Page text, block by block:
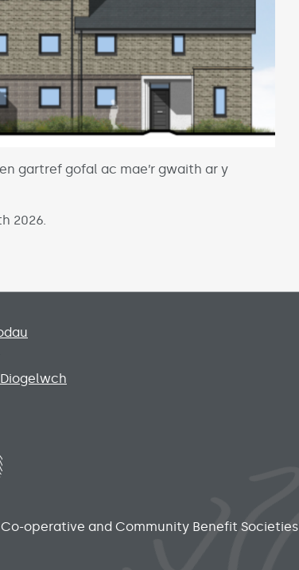
gartref gofal ac mae’r gwaith ar y
2026.
operative and Community Benefit Societies